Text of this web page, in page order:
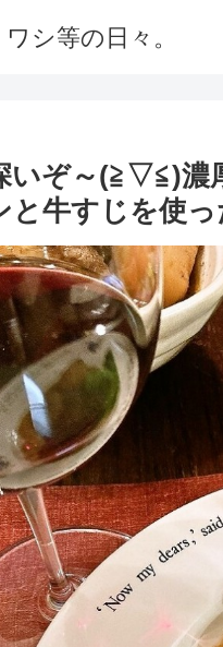
シ等の日々。
いぞ～(≧▽≦)
牛すじを使っ